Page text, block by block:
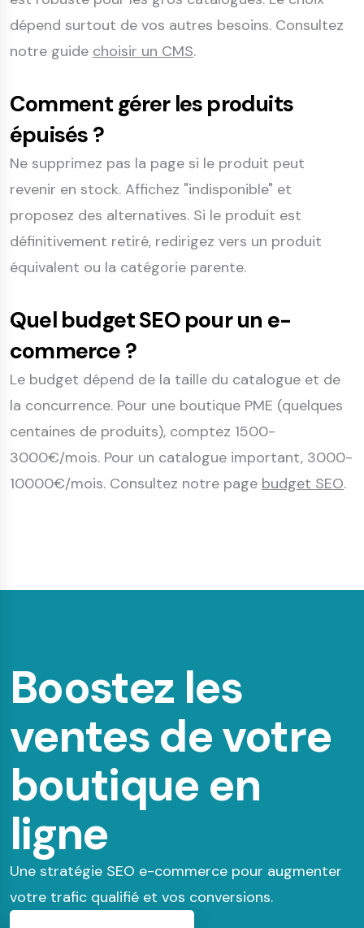
dépend surtout de vos autres besoins. Consultez
notre guide choisir un CMS.
Comment gérer les produits
épuisés ?
Ne supprimez pas la page si le produit peut
revenir en stock. Affichez "indisponible" et
proposez des alternatives. Si le produit est
définitivement retiré, redirigez vers un produit
équivalent ou la catégorie parente.
Quel budget SEO pour un e-
commerce ?
Le budget dépend de la taille du catalogue et de
la concurrence. Pour une boutique PME (quelques
centaines de produits), comptez 1500-
3000€/mois. Pour un catalogue important, 3000-
10000€/mois. Consultez notre page budget SEO.
Boostez les
ventes de votre
boutique en
ligne
Une stratégie SEO e-commerce pour augmenter
votre trafic qualifié et vos conversions.